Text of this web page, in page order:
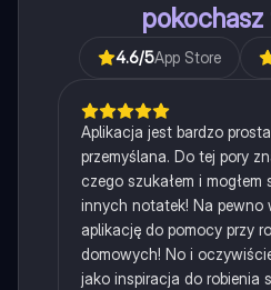
pokochasz
4.6/5App Store
Aplikacja jest bardzo
przemyślana. Do tej pory
czego szukałem i
innych notatek! Na pewno
aplikację do pomocy przy
domowych! No i
jako inspiracja do robienia